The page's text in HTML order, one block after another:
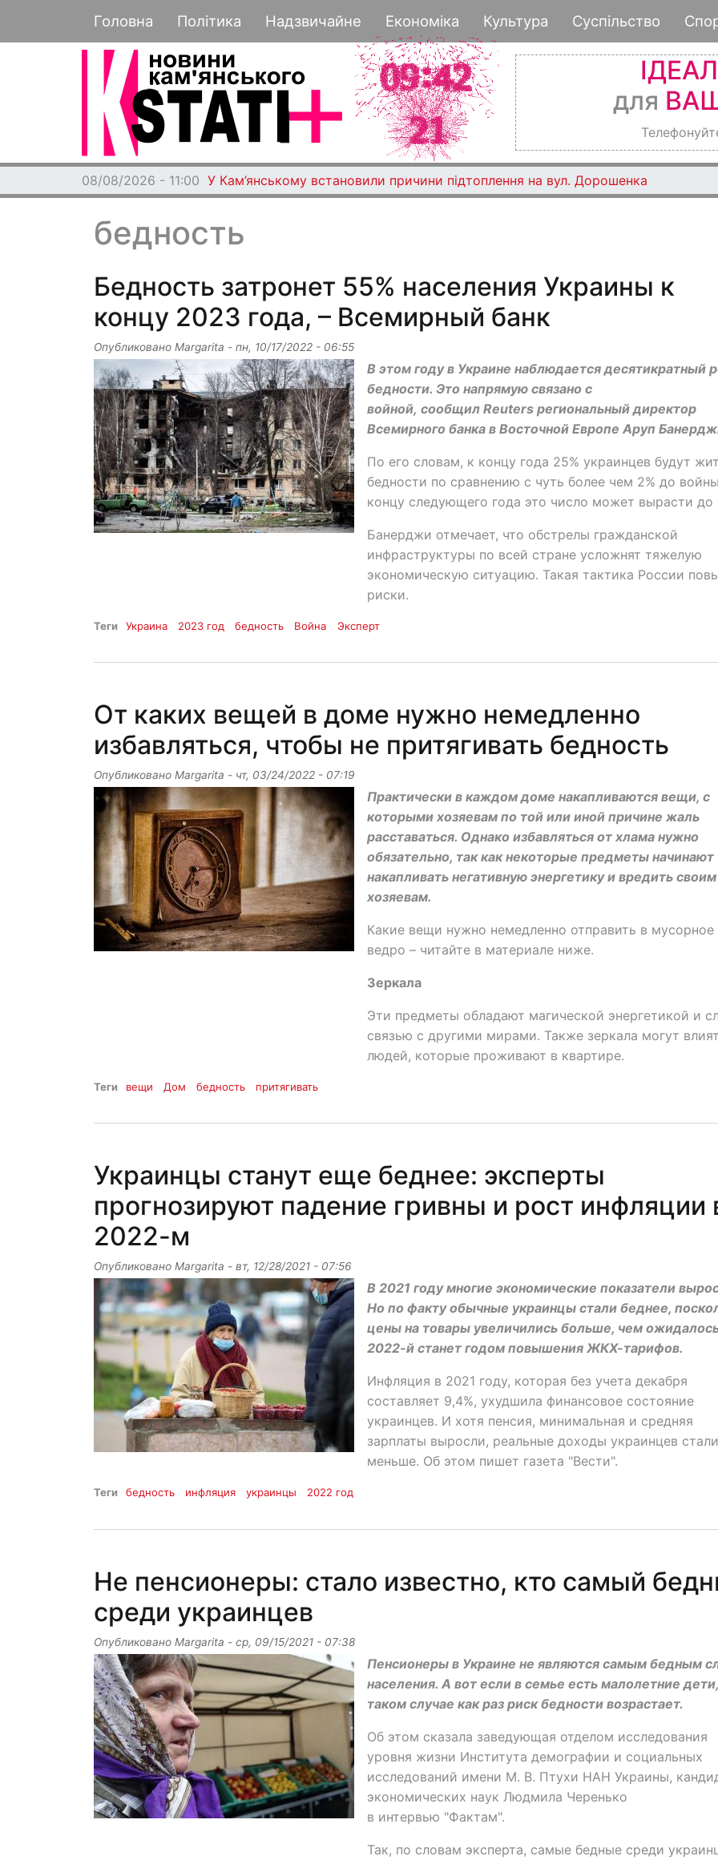
к
основному
Основная навигация
Головна Політика Надзвичайне Економіка Культура Суспільство
для
08/08/2026 - 11:00 У Кам’янському встановили причини підтоплення на вул. Дорошенка
бедность
Бедность затронет 55% населения Украины к
концу 2023 года, – Всемирный банк
Опубликовано Margarita - пн, 10/17/2022 - 06:55
В этом году в Украине наблюдается десятикратный
бедности. Это напрямую связано с
войной, сообщил Reuters региональный директор
Всемирного банка в Восточной Европе Аруп
По его словам, к концу года 25% украинцев будут
бедности по сравнению с чуть более чем 2% до
концу следующего года это число может вырасти до
Банерджи отмечает, что обстрелы гражданской
инфраструктуры по всей стране усложнят тяжелую
экономическую ситуацию. Такая тактика России
риски.
Теги Украина 2023 год бедность Война Эксперт
От каких вещей в доме нужно немедленно
избавляться, чтобы не притягивать бедность
Опубликовано Margarita - чт, 03/24/2022 - 07:19
Практически в каждом доме накапливаются вещи, с
которыми хозяевам по той или иной причине жаль
расставаться. Однако избавляться от хлама нужно
обязательно, так как некоторые предметы начинают
накапливать негативную энергетику и вредить своим
хозяевам.
Какие вещи нужно немедленно отправить в мусорное
ведро – читайте в материале ниже.
Зеркала
Эти предметы обладают магической энергетикой и
связью с другими мирами. Также зеркала могут
людей, которые проживают в квартире.
Теги вещи Дом бедность притягивать
Украинцы станут еще беднее: эксперты
прогнозируют падение гривны и рост инфляции
2022-м
Опубликовано Margarita - вт, 12/28/2021 - 07:56
В 2021 году многие экономические показатели
Но по факту обычные украинцы стали беднее,
цены на товары увеличились больше, чем
2022-й станет годом повышения ЖКХ-тарифов.
Инфляция в 2021 году, которая без учета декабря
составляет 9,4%, ухудшила финансовое состояние
украинцев. И хотя пенсия, минимальная и средняя
зарплаты выросли, реальные доходы украинцев стали
меньше. Об этом пишет газета "Вести".
Теги бедность инфляция украинцы 2022 год
Не пенсионеры: стало известно, кто самый
среди украинцев
Опубликовано Margarita - ср, 09/15/2021 - 07:38
Пенсионеры в Украине не являются самым бедным
населения. А вот если в семье есть малолетние
таком случае как раз риск бедности возрастает.
Об этом сказала заведующая отделом исследования
уровня жизни Института демографии и социальных
исследований имени М. В. Птухи НАН Украины,
экономических наук Людмила Черенько
в интервью "Фактам".
Так, по словам эксперта, самые бедные среди